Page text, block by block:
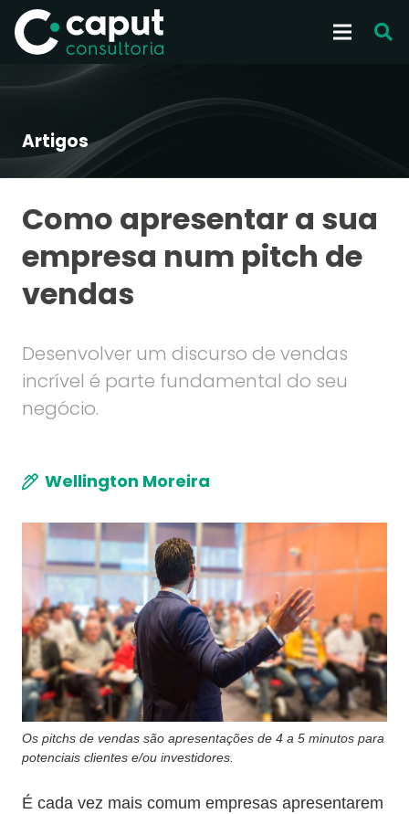
Artigos
Como apresentar a sua
empresa num pitch de
vendas
Desenvolver um discurso de vendas
incrível é parte fundamental do seu
negócio.
Wellington Moreira
Os pitchs de vendas são apresentações de 4 a 5 minutos para
potenciais clientes e/ou investidores.
É cada vez mais comum empresas apresentarem